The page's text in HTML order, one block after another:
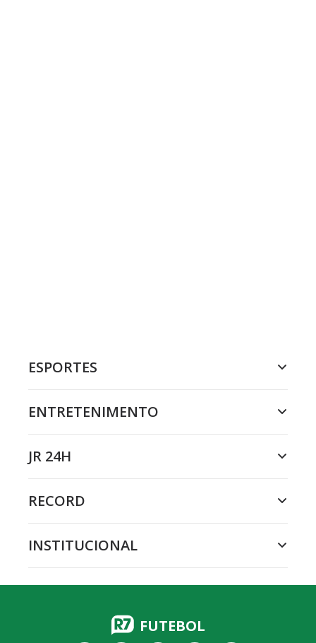
ESPORTES
ENTRETENIMENTO
JR 24H
RECORD
INSTITUCIONAL
FUTEBOL